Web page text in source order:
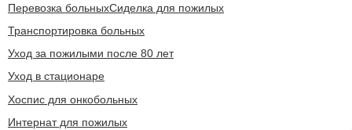
Перевозка больныхСиделка для пожилых
Транспортировка больных
Уход за пожилыми после 80 лет
Уход в стационаре
Хоспис для онкобольных
Интернат для пожилых